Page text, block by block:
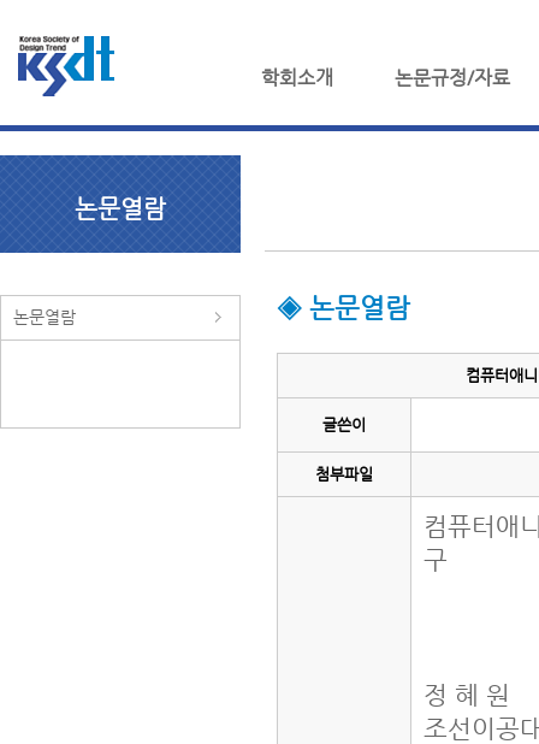
학회소개 논문규정/자료
논문열람
논문열람 ◈ 논문열람
컴퓨터애
글쓴이
첨부파일
컴퓨터애
구
정 혜 원
조선이공